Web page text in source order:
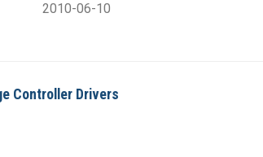
2010-06-10
Controller Drivers